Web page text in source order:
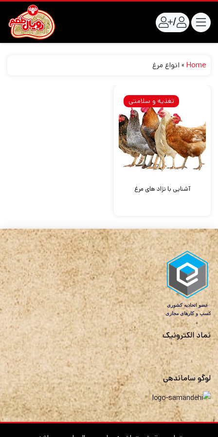
/
Home
» انواع مرغ
آشنایی با نژاد های مرغ
تغذیه و سلامتی
نماد الکترونیک
لوگو ساماندهی